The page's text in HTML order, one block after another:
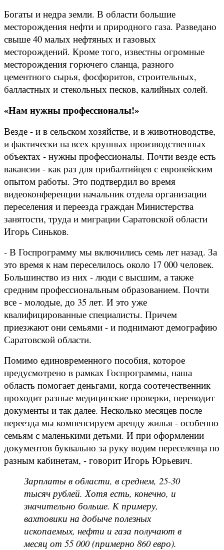
Богаты и недра земли. В области большие
месторождения нефти и природного газа. Разведано
свыше 40 малых нефтяных и газовых
месторождений. Кроме того, известны огромные
месторождения горючего сланца, разного
цементного сырья, фосфоритов, строительных,
балластных и стекольных песков, калийных солей.
«Нам нужны профессионалы!»
Везде - и в сельском хозяйстве, и в животноводстве,
и фактически на всех крупных производственных
объектах - нужны профессионалы. Почти везде есть
вакансии - как раз для прибалтийцев с европейским
опытом работы. Это подтвердил во время
видеоконференции начальник отдела организации
переселения и переезда граждан Министерства
занятости, труда и миграции Саратовской области
Игорь Синьков.
- В Госпрограмму мы включились семь лет назад. За
это время к нам переселилось около 17 000 человек.
Большинство из них - люди с высшим, а также
средним профессиональным образованием. Почти
все - молодые, до 35 лет. И это уже
квалифицированные специалисты. Причем
приезжают они семьями - и поднимают демографию
Саратовской области.
Помимо единовременного пособия, которое
предусмотрено в рамках Госпрограммы, наша
область помогает деньгами, когда соотечественник
проходит разные медицинские проверки, переводит
документы и так далее. Несколько месяцев после
переезда мы компенсируем аренду жилья - особенно
семьям с маленькими детьми. И при оформлении
документов буквально за руку водим переселенца по
разным кабинетам, - говорит Игорь Юрьевич.
Зарплаты в области, в среднем, 25-30
тысяч рублей. Хотя есть, конечно, и
значительно больше. К примеру,
вахтовики на добыче полезных
ископаемых, нефти и газа получают в
месяц от 55 000 (примерно 860 евро).